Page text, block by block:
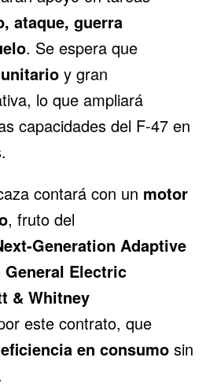
ataque, guerra
. Se espera que
y gran
lo que ampliará
capacidades del F-47 en
contará con un motor
, fruto del
Generation Adaptive
General Electric
& Whitney
este contrato, que
en consumo sin